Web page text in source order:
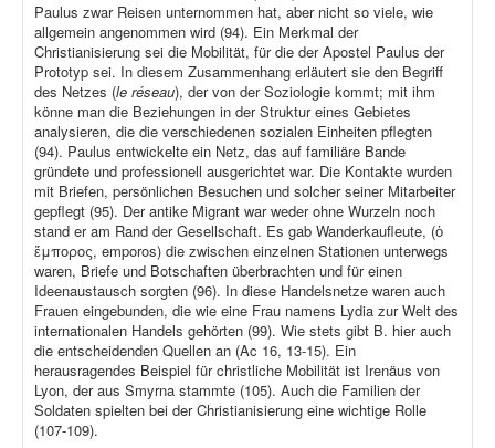
Paulus zwar Reisen unternommen hat, aber nicht so viele, wie
allgemein angenommen wird (94). Ein Merkmal der
Christianisierung sei die Mobilität, für die der Apostel Paulus der
Prototyp sei. In diesem Zusammenhang erläutert sie den Begriff
des Netzes (le réseau), der von der Soziologie kommt; mit ihm
könne man die Beziehungen in der Struktur eines Gebietes
analysieren, die die verschiedenen sozialen Einheiten pflegten
(94). Paulus entwickelte ein Netz, das auf familiäre Bande
gründete und professionell ausgerichtet war. Die Kontakte wurden
mit Briefen, persönlichen Besuchen und solcher seiner Mitarbeiter
gepflegt (95). Der antike Migrant war weder ohne Wurzeln noch
stand er am Rand der Gesellschaft. Es gab Wanderkaufleute, (ὁ
ἔμπορος, emporos) die zwischen einzelnen Stationen unterwegs
waren, Briefe und Botschaften überbrachten und für einen
Ideenaustausch sorgten (96). In diese Handelsnetze waren auch
Frauen eingebunden, die wie eine Frau namens Lydia zur Welt des
internationalen Handels gehörten (99). Wie stets gibt B. hier auch
die entscheidenden Quellen an (Ac 16, 13-15). Ein
herausragendes Beispiel für christliche Mobilität ist Irenäus von
Lyon, der aus Smyrna stammte (105). Auch die Familien der
Soldaten spielten bei der Christianisierung eine wichtige Rolle
(107-109).